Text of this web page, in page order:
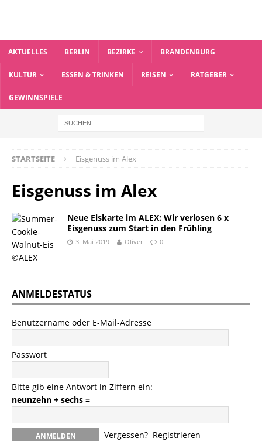
AKTUELLES BERLIN BEZIRKE BRANDENBURG
KULTUR ESSEN & TRINKEN REISEN RATGEBER
GEWINNSPIELE
STARTSEITE Eisgenuss im Alex
Eisgenuss im Alex
Neue Eiskarte im ALEX: Wir verlosen 6 x
Eisgenuss zum Start in den Frühling
3. Mai 2019 Oliver 0
ANMELDESTATUS
Benutzername oder E-Mail-Adresse
Passwort
Bitte gib eine Antwort in Ziffern ein:
neunzehn + sechs =
Vergessen? Registrieren